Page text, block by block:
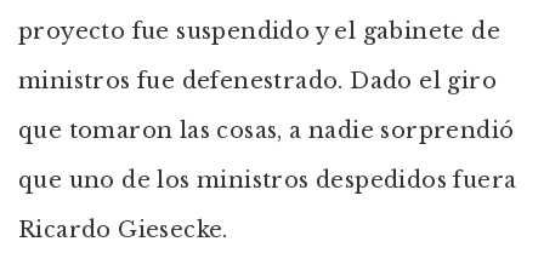
proyecto fue suspendido y el gabinete de
ministros fue defenestrado. Dado el giro
que tomaron las cosas, a nadie sorprendió
que uno de los ministros despedidos fuera
Ricardo Giesecke.